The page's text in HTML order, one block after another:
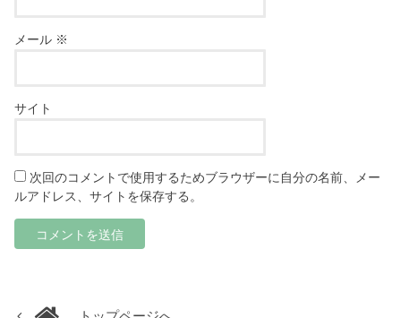
メール ※
サイト
次回のコメントで使用するためブラウザーに自分の名前、メー
ルアドレス、サイトを保存する。